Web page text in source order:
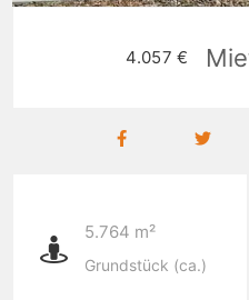
4.057 €
5.764 m²
Grundstück (ca.)